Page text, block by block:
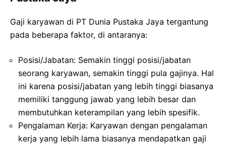
Gaji karyawan di PT Dunia Pustaka Jaya tergantung
pada beberapa faktor, di antaranya:
Posisi/Jabatan: Semakin tinggi posisi/jabatan
seorang karyawan, semakin tinggi pula gajinya. Hal
ini karena posisi/jabatan yang lebih tinggi biasanya
memiliki tanggung jawab yang lebih besar dan
membutuhkan keterampilan yang lebih spesifik.
Pengalaman Kerja: Karyawan dengan pengalaman
kerja yang lebih lama biasanya mendapatkan gaji